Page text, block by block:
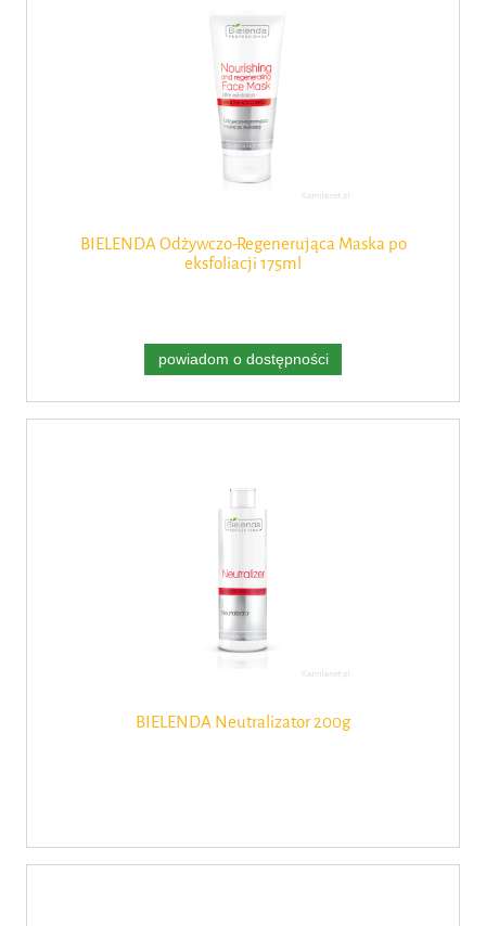
BIELENDA Odżywczo-Regenerująca Maska po
eksfoliacji 175ml
powiadom o dostępności
BIELENDA Neutralizator 200g